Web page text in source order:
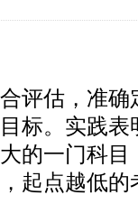
评估，准确
标。实践
的一门科目
起点越低